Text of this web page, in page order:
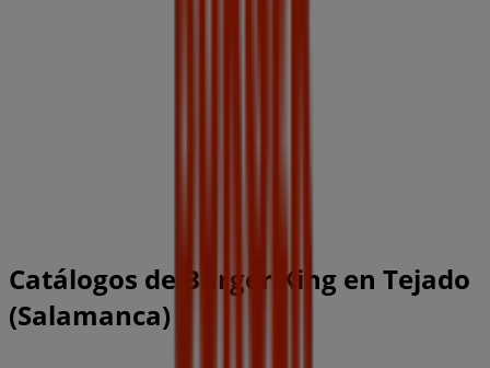
Catálogos de Burger King en Tejado
(Salamanca)